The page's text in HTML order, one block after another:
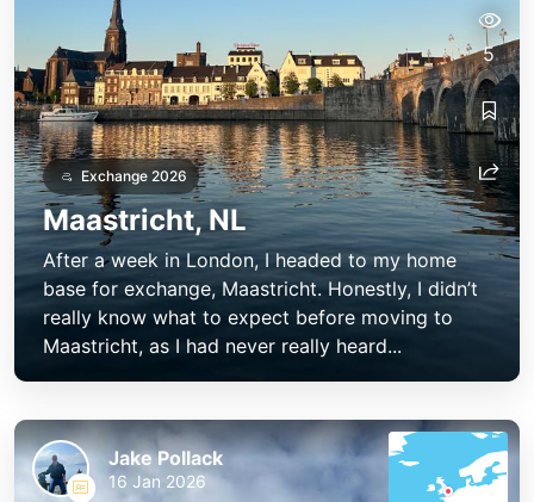
Exchange 2026
Maastricht, NL
After a week in London, I headed to my home
base for exchange, Maastricht. Honestly, I didn’t
really know what to expect before moving to
Maastricht, as I had never really heard...
5
Jake Pollack
16 Jan 2026